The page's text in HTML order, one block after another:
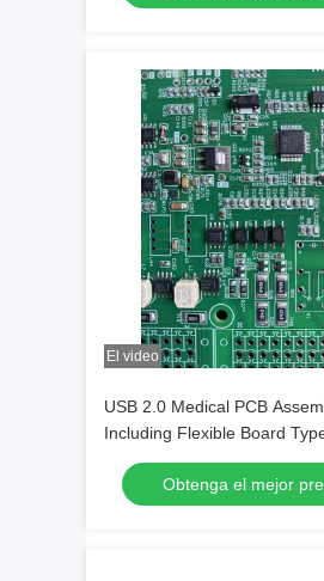
El video
USB 2.0 Medical PCB
Including Flexible Board
ICT FCT Testing for Medical
Electronics Applications
Obtenga el mejor